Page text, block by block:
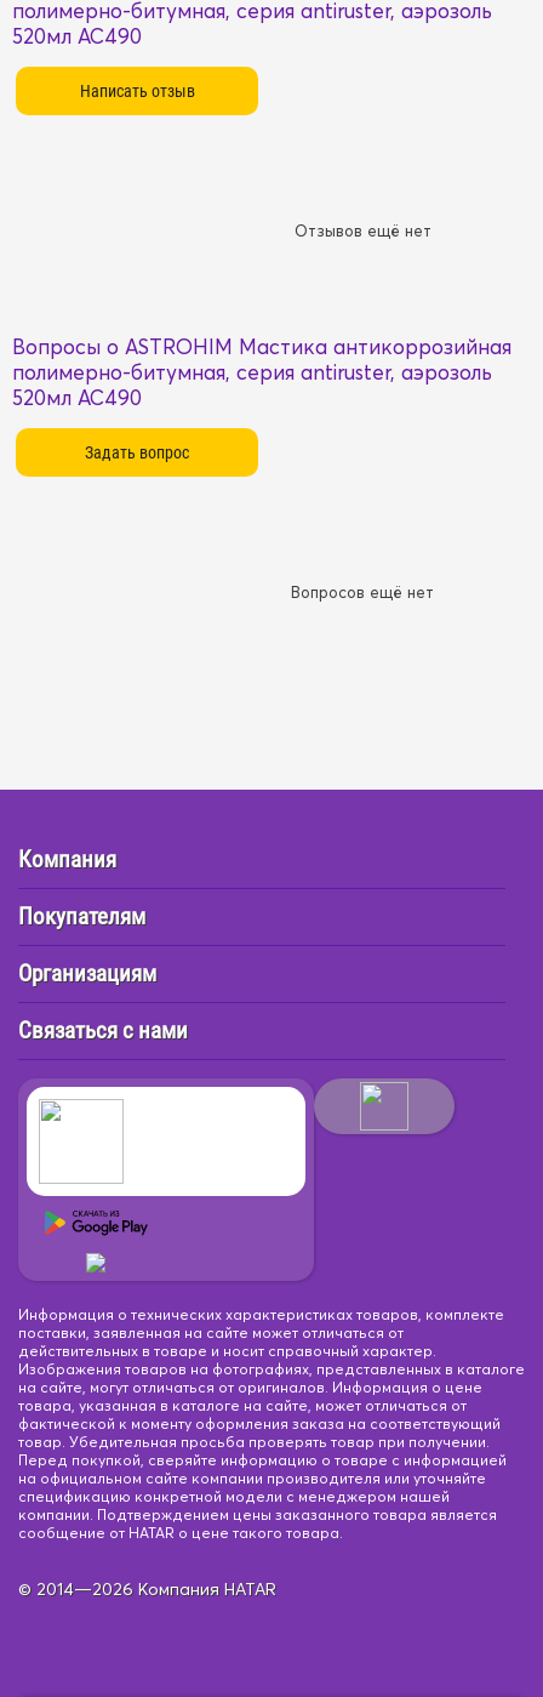
полимерно-битумная, серия antiruster, аэрозоль
520мл AC490
Отзывов ещё нет
Вопросы о ASTROHIM Мастика антикоррозийная
полимерно-битумная, серия antiruster, аэрозоль
520мл AC490
Вопросов ещё нет
Компания
Покупателям
Организациям
Связаться с нами
Информация о технических характеристиках товаров, комплекте
поставки, заявленная на сайте может отличаться от
действительных в товаре и носит справочный характер.
Изображения товаров на фотографиях, представленных в каталоге
на сайте, могут отличаться от оригиналов. Информация о цене
товара, указанная в каталоге на сайте, может отличаться от
фактической к моменту оформления заказа на соответствующий
товар. Убедительная просьба проверять товар при получении.
Перед покупкой, сверяйте информацию о товаре с информацией
на официальном сайте компании производителя или уточняйте
спецификацию конкретной модели с менеджером нашей
компании. Подтверждением цены заказанного товара является
сообщение от HATAR о цене такого товара.
© 2014—2026 Компания HATAR